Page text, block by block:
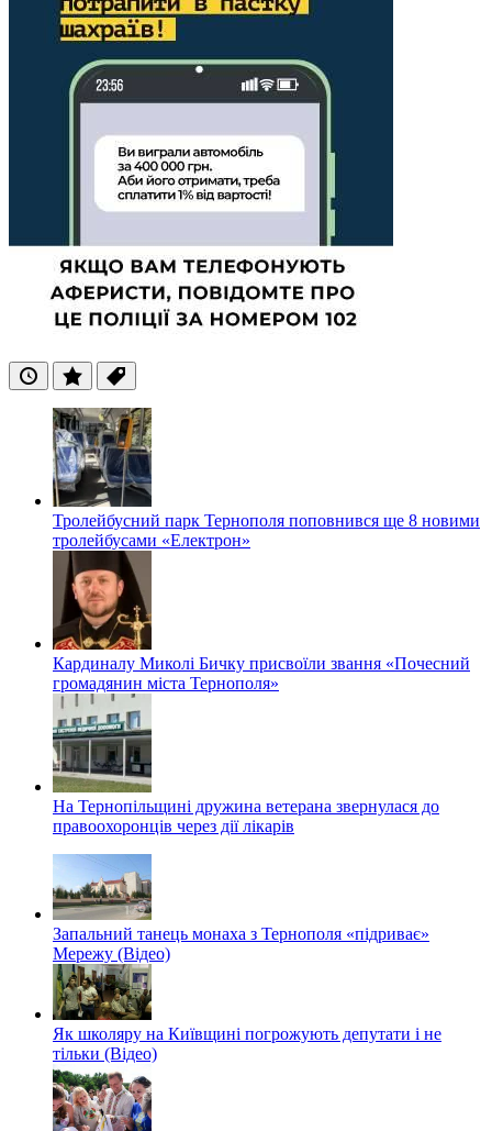
ОстанніПопулярні
Теги
Тролейбусний парк Тернополя поповнився ще 8 новими
тролейбусами «Електрон»
Кардиналу Миколі Бичку присвоїли звання «Почесний
громадянин міста Тернополя»
На Тернопільщині дружина ветерана звернулася до
правоохоронців через дії лікарів
Запальний танець монаха з Тернополя «підриває»
Мережу (Відео)
Як школяру на Київщині погрожують депутати і не
тільки (Відео)